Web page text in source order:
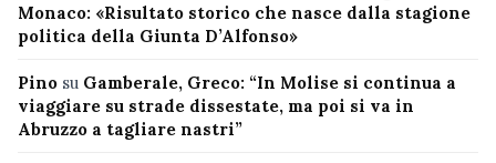
Monaco: «Risultato storico che nasce dalla stagione
politica della Giunta D’Alfonso»
Pino su Gamberale, Greco: “In Molise si continua a
viaggiare su strade dissestate, ma poi si va in
Abruzzo a tagliare nastri”